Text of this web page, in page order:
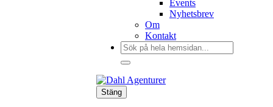
Events
Nyhetsbrev
Om
Kontakt
Sök
efter:
Stäng